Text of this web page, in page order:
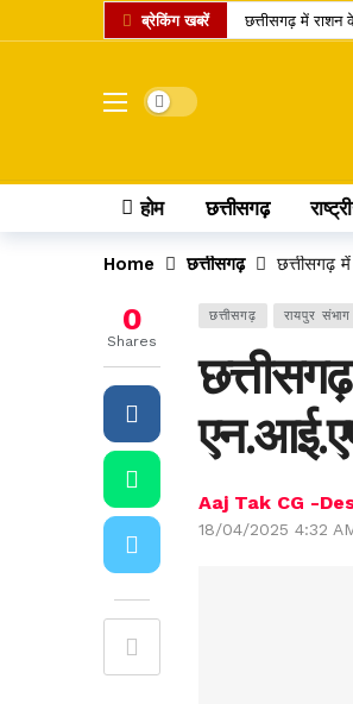
ब्रेकिंग खबरें छत्तीसगढ़ में राशन
रायपुर समेत कई
डोंगरगढ़ BJP
केंद्र का बड़ा
UPI पेमेंट पर
अतीक अहमद का
Dark mode
होम छत्तीसगढ़
Home छत्तीसगढ़ छत्तीसगढ़
छत्तीसगढ़ रायपुर संभाग
Aaj Tak CG -
18/04/2025 4:32
0
Shares